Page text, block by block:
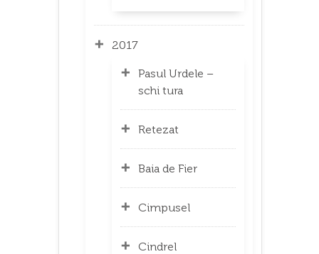
2017
Pasul Urdele –
schi tura
Retezat
Baia de Fier
Cimpusel
Cindrel